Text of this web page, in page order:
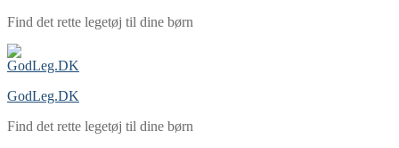
Spring
indhold
Menu
Luk
Find det rette legetøj til dine børn
GodLeg.DK
Find det rette legetøj til dine børn